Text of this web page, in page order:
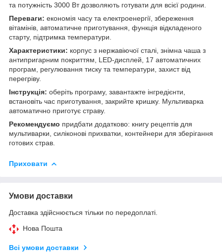
та потужність 3000 Вт дозволяють готувати для всієї родини.
Переваги: економія часу та електроенергії, збереження
вітамінів, автоматичне приготування, функція відкладеного
старту, підтримка температури.
Характеристики: корпус з нержавіючої сталі, знімна чаша з
антипригарним покриттям, LED-дисплей, 17 автоматичних
програм, регулювання тиску та температури, захист від
перегріву.
Інструкція: оберіть програму, завантажте інгредієнти,
встановіть час приготування, закрийте кришку. Мультиварка
автоматично приготує страву.
Рекомендуємо придбати додатково: книгу рецептів для
мультиварки, силіконові прихватки, контейнери для зберігання
готових страв.
Приховати
Умови доставки
Доставка здійснюється тільки по передоплаті.
Нова Пошта
Всі умови доставки